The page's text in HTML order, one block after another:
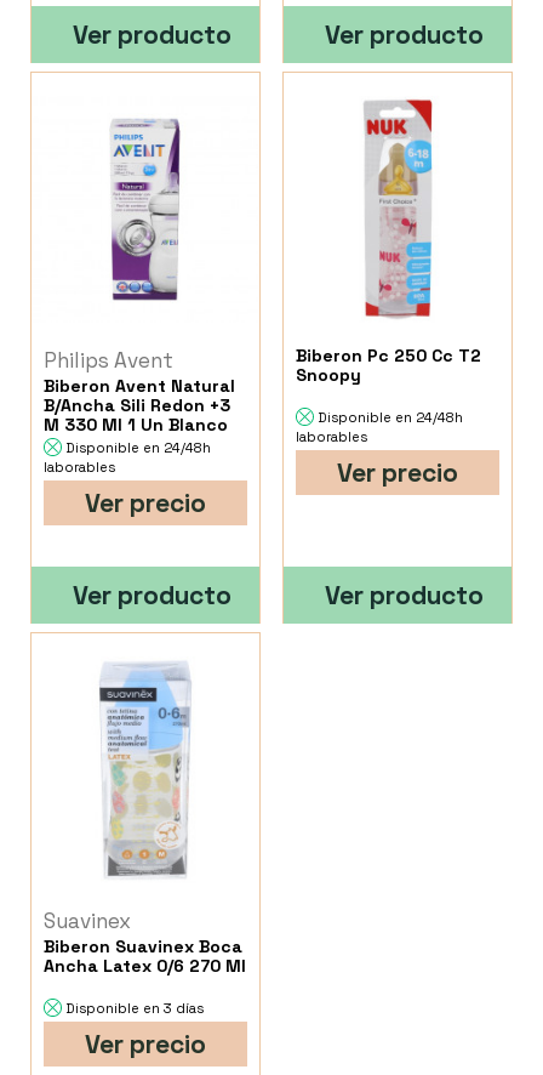
Ver producto Ver producto
Philips Avent
Biberon Avent Natural
B/Ancha Sili Redon +3
M 330 Ml 1 Un Blanco
Disponible en 24/48h
laborables
Ver precio
Ver producto
Biberon Pc 250 Cc T2
Snoopy
Disponible en 24/48h
laborables
Ver precio
Ver producto
Suavinex
Biberon Suavinex Boca
Ancha Latex 0/6 270 Ml
Disponible en 3 días
Ver precio